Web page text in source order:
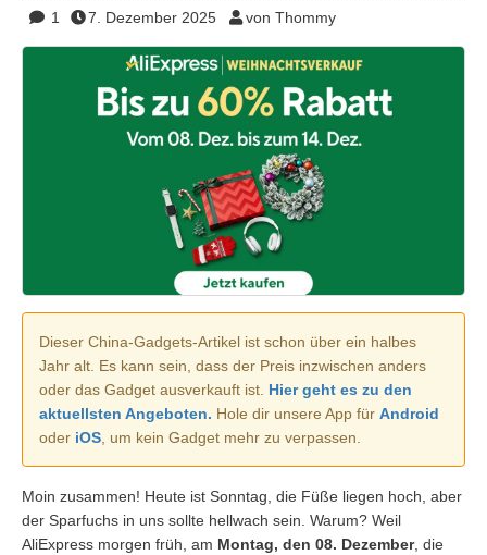
1 7. Dezember 2025 von Thommy
Dieser China-Gadgets-Artikel ist schon über ein halbes
Jahr alt. Es kann sein, dass der Preis inzwischen anders
oder das Gadget ausverkauft ist. Hier geht es zu den
aktuellsten Angeboten. Hole dir unsere App für Android
oder iOS, um kein Gadget mehr zu verpassen.
Moin zusammen! Heute ist Sonntag, die Füße liegen hoch, aber
der Sparfuchs in uns sollte hellwach sein. Warum? Weil
AliExpress morgen früh, am Montag, den 08. Dezember, die